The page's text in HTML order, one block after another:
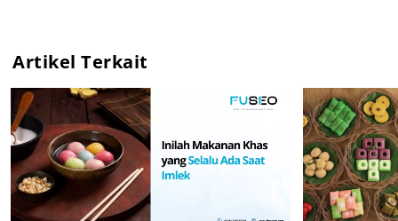
Artikel Terkait